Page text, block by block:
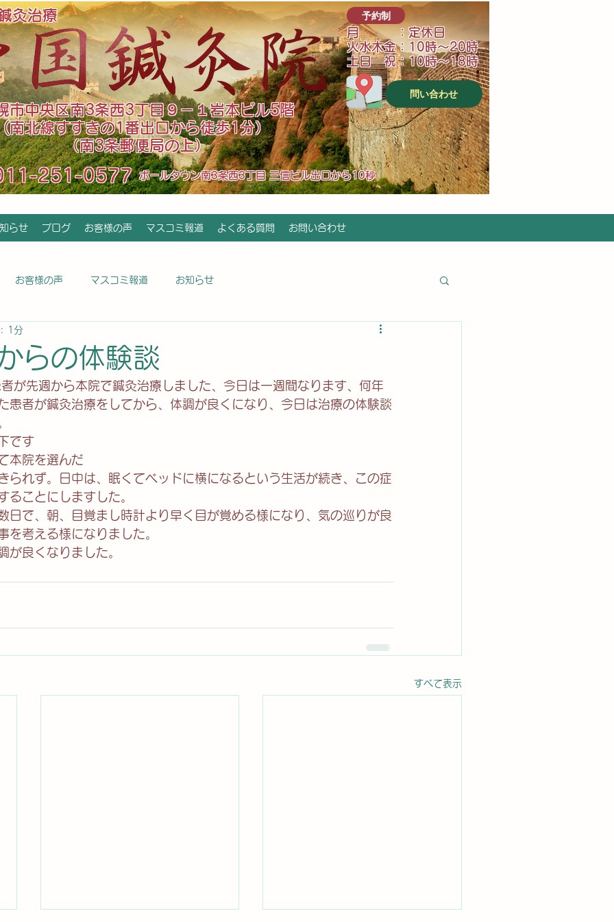
灸治療
市中央区南3条西3丁目９－１岩本ビル5階
(南北線すすきの1番出口から徒歩1分）
（南3条郵便局の上）
予約制
月 ：定休日
火水木金：10時～20時
土日 祝：10時～18時
問い合わせ
251-0577 ​ポールタウン南3条西3丁目 三信ビル出口から10秒
らせ ブログ お客様の声 マスコミ報道 よくある質問 お問い合わせ
お客様の声 マスコミ報道 お知らせ
らの体験談
: 1分
が先週から本院で鍼灸治療しました、今日は一週間なります、何年
患者が鍼灸治療をしてから、体調が良くになり、今日は治療の体験談
です
本院を選んだ
られず。日中は、眠くてベッドに横になるという生活が続き、この症
ることにしますした。
で、朝、目覚まし時計より早く目が覚める様になり、気の巡りが良
を考える様になりました。
良くなりました。
すべて表示